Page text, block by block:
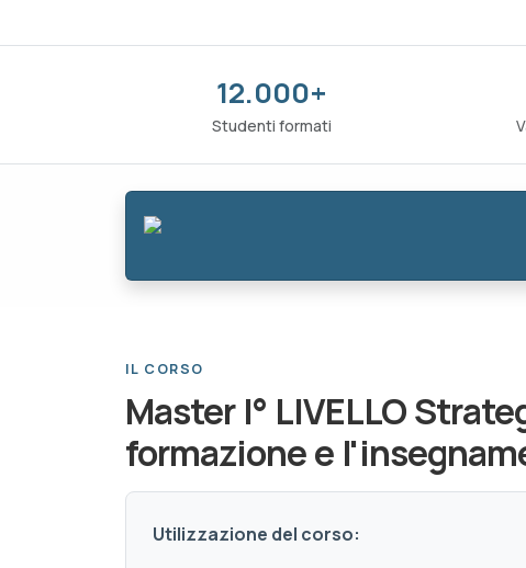
12.000+
Studenti formati
IL CORSO
Master I° LIVELLO
formazione e
Utilizzazione del corso: